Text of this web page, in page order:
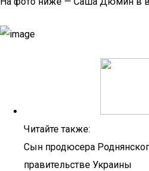
Читайте также:
Сын продюсера
правительстве Украины